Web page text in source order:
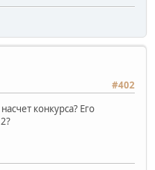
#402
конкурса? Его